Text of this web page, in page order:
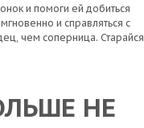
и помоги ей добиться
и справляться с
чем соперница. Старайся
НЕ